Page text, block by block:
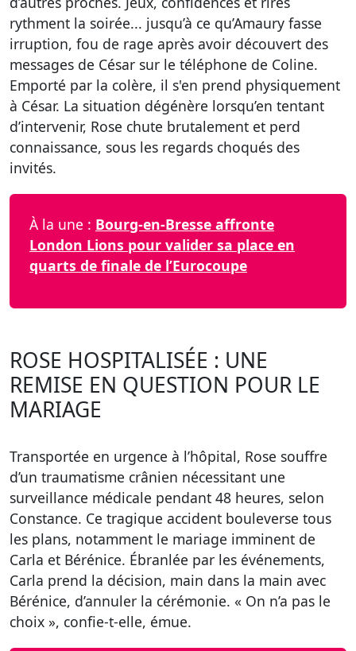
rythment la soirée... jusqu’à ce qu’Amaury fasse
irruption, fou de rage après avoir découvert des
messages de César sur le téléphone de Coline.
Emporté par la colère, il s'en prend physiquement
à César. La situation dégénère lorsqu’en tentant
d’intervenir, Rose chute brutalement et perd
connaissance, sous les regards choqués des
invités.
À la une : Bourg-en-Bresse affronte
London Lions pour valider sa place en
quarts de finale de l’Eurocoupe
ROSE HOSPITALISÉE : UNE
REMISE EN QUESTION POUR LE
MARIAGE
Transportée en urgence à l’hôpital, Rose souffre
d’un traumatisme crânien nécessitant une
surveillance médicale pendant 48 heures, selon
Constance. Ce tragique accident bouleverse tous
les plans, notamment le mariage imminent de
Carla et Bérénice. Ébranlée par les événements,
Carla prend la décision, main dans la main avec
Bérénice, d’annuler la cérémonie. « On n’a pas le
choix », confie-t-elle, émue.